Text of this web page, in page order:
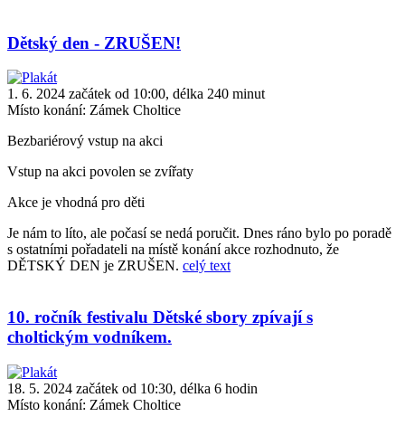
Dětský den - ZRUŠEN!
1. 6. 2024 začátek od 10:00, délka 240 minut
Místo konání: Zámek Choltice
Bezbariérový vstup na akci
Vstup na akci povolen se zvířaty
Akce je vhodná pro děti
Je nám to líto, ale počasí se nedá poručit. Dnes ráno bylo po poradě
s ostatními pořadateli na místě konání akce rozhodnuto, že
DĚTSKÝ DEN je ZRUŠEN. celý text
10. ročník festivalu Dětské sbory zpívají s
choltickým vodníkem.
18. 5. 2024 začátek od 10:30, délka 6 hodin
Místo konání: Zámek Choltice